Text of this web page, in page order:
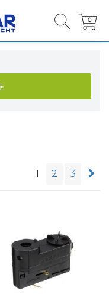
0
0
1 2 3